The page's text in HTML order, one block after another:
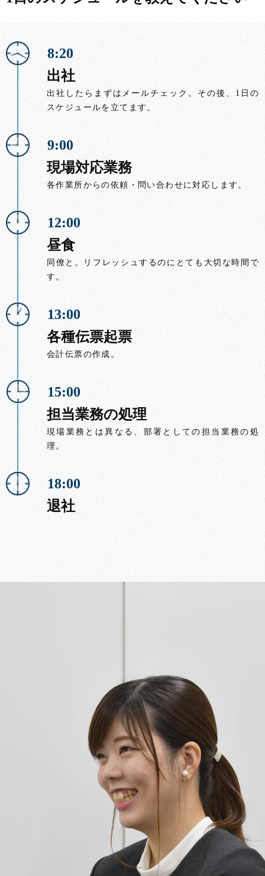
8:20
出社
出社したらまずはメールチェック。その後、1日の
スケジュールを立てます。
9:00
現場対応業務
各作業所からの依頼・問い合わせに対応します。
12:00
昼食
同僚と。リフレッシュするのにとても大切な時間で
す。
13:00
各種伝票起票
会計伝票の作成。
15:00
担当業務の処理
現場業務とは異なる、部署としての担当業務の処
理。
18:00
退社